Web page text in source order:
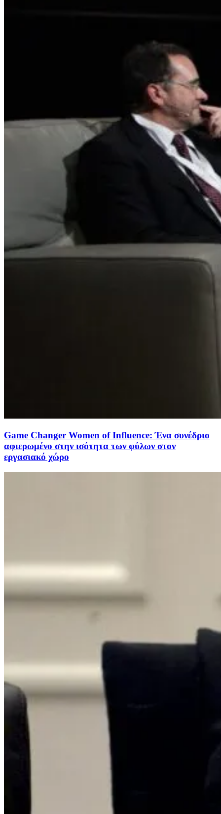
Game Changer Women of Influence: Ένα συνέδριο
αφιερωμένο στην ισότητα των φύλων στον
εργασιακό χώρο